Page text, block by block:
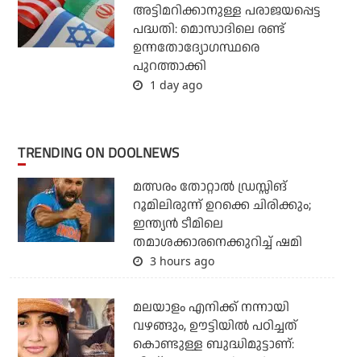
അട്ടിമറിക്കാനുള്ള പരാജയപ്പെട്ട
പദ്ധതി: മൊസാദിലെ രണ്ട്
ഉന്നതോദ്യോഗസ്ഥരെ
പുറത്താക്കി
1 day ago
TRENDING ON DOOLNEWS
മത്സരം തോറ്റാല്‍ ഡ്രസ്സിങ്
റൂമിലിരുന്ന് ഉറക്കെ ചിരിക്കും;
ഇന്ത്യന്‍ ടീമിലെ
തമാശക്കാരനെക്കുറിച്ച് ഷമി
3 hours ago
മലയാളം എനിക്ക് നന്നായി
വഴങ്ങും, ഊട്ടിയില്‍ പഠിച്ചത്
കൊണ്ടുള്ള ബുദ്ധിമുട്ടാണ്: